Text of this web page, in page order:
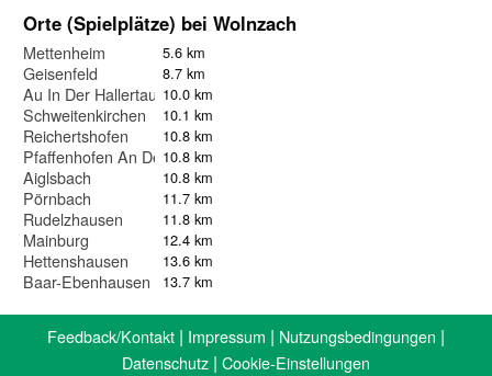
Orte (Spielplätze) bei Wolnzach
Mettenheim 5.6 km
Geisenfeld 8.7 km
Au In Der Hallertau 10.0 km
Schweitenkirchen 10.1 km
Reichertshofen 10.8 km
Pfaffenhofen An Der Ilm10.8 km
Aiglsbach 10.8 km
Pörnbach 11.7 km
Rudelzhausen 11.8 km
Mainburg 12.4 km
Hettenshausen 13.6 km
Baar-Ebenhausen 13.7 km
Feedback/Kontakt | Impressum | Nutzungsbedingungen |
Datenschutz | Cookie-Einstellungen